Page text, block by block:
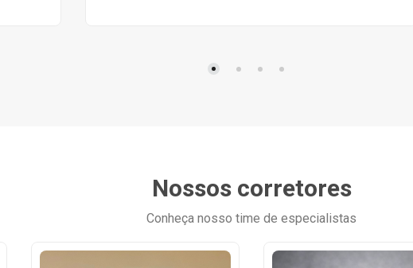
Nossos corretores
Conheça nosso time de especialistas